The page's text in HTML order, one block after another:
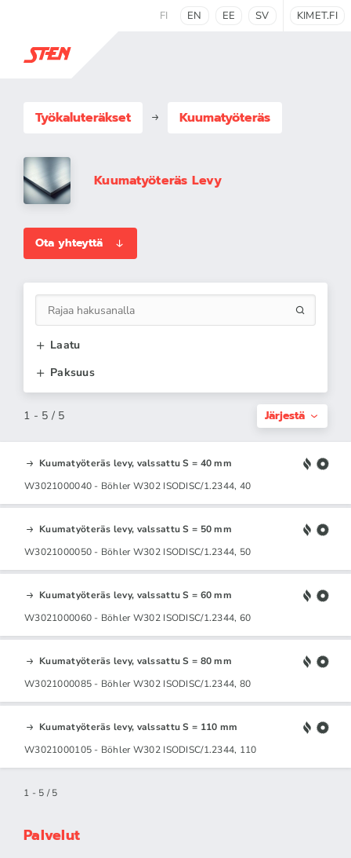
FI EN EE SV KIMET.FI
Työkaluteräkset Kuumatyöteräs
Kuumatyöteräs Levy
Ota yhteyttä
Laatu
Paksuus
1 - 5 / 5 Järjestä
Kuumatyöteräs levy, valssattu S = 40 mm
W3021000040 - Böhler W302 ISODISC/1.2344, 40
Kuumatyöteräs levy, valssattu S = 50 mm
W3021000050 - Böhler W302 ISODISC/1.2344, 50
Kuumatyöteräs levy, valssattu S = 60 mm
W3021000060 - Böhler W302 ISODISC/1.2344, 60
Kuumatyöteräs levy, valssattu S = 80 mm
W3021000085 - Böhler W302 ISODISC/1.2344, 80
Kuumatyöteräs levy, valssattu S = 110 mm
W3021000105 - Böhler W302 ISODISC/1.2344, 110
1 - 5 / 5
Palvelut